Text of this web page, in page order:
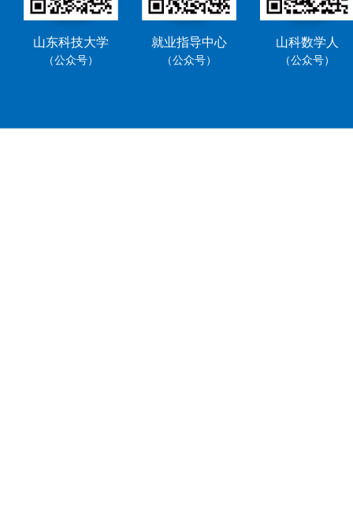
山东科技大学
（公众号）
就业指导中心
（公众号）
山科数学人
（公众号）